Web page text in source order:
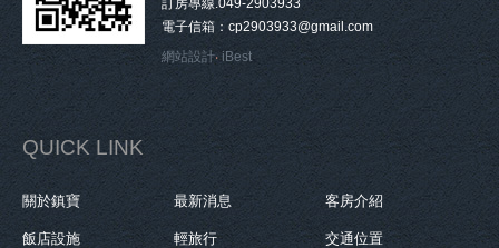
訂房專線.049-2903933
電子信箱：cp2903933@gmail.com
網站設計‧ iBest
QUICK LINK
關於鎮寶 最新消息 客房介紹
飯店設施 輕旅行 交通位置